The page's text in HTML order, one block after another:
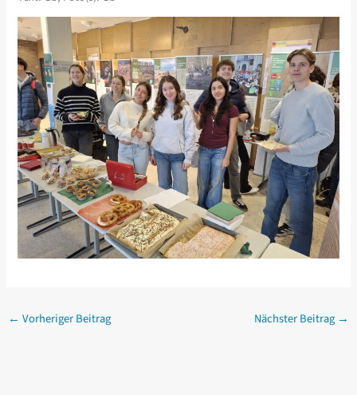
← Vorheriger Beitrag Nächster Beitrag →